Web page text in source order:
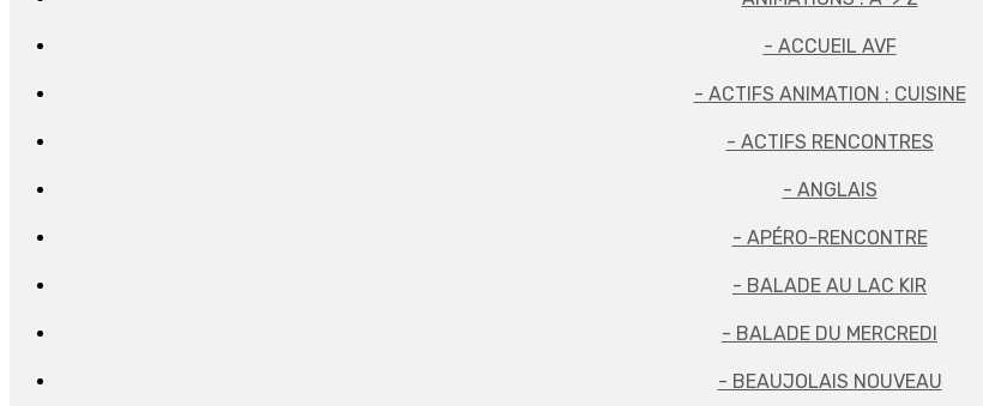
- ACCUEIL AVF
- ACTIFS ANIMATION : CUISINE
- ACTIFS RENCONTRES
- ANGLAIS
- APÉRO-RENCONTRE
- BALADE AU LAC KIR
- BALADE DU MERCREDI
- BEAUJOLAIS NOUVEAU